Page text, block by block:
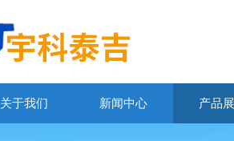
关于我们 新闻中心 产品